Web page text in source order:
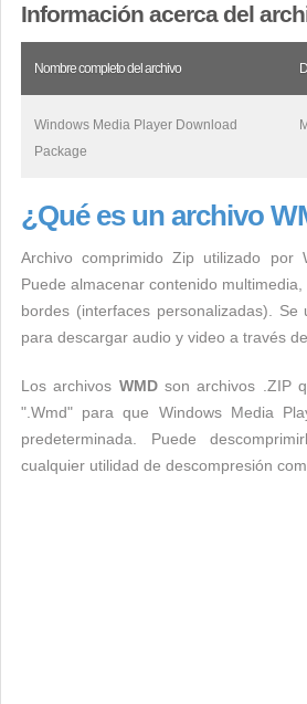
Información acerca del
Nombre completo del archivo
Windows Media Player Download
Package
¿Qué es un archivo
Archivo comprimido Zip utilizado por
Puede almacenar contenido
bordes (interfaces personalizadas). Se
para descargar audio y video a través
Los archivos WMDson archivos .ZIP
".Wmd" para que Windows Media
predeterminada. Puede
cualquier utilidad de descompresión